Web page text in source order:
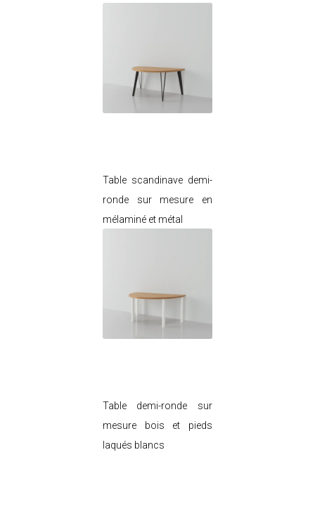
Table scandinave demi-
ronde sur mesure en
mélaminé et métal
Table demi-ronde sur
mesure bois et pieds
laqués blancs